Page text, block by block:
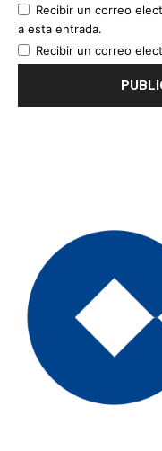
Recibir un correo
a esta entrada.
Recibir un correo